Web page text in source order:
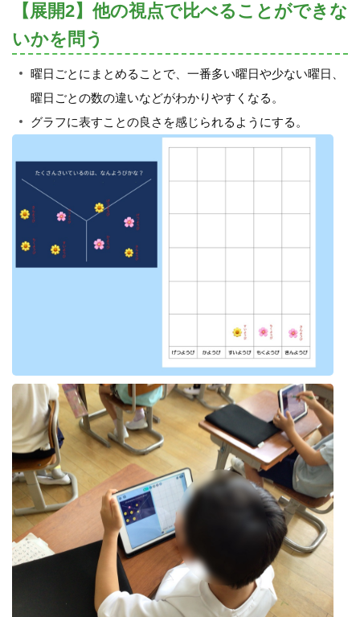
【展開2】他の視点で比べることができな
いかを問う
曜日ごとにまとめることで、一番多い曜日や少ない曜日、
曜日ごとの数の違いなどがわかりやすくなる。
グラフに表すことの良さを感じられるようにする。